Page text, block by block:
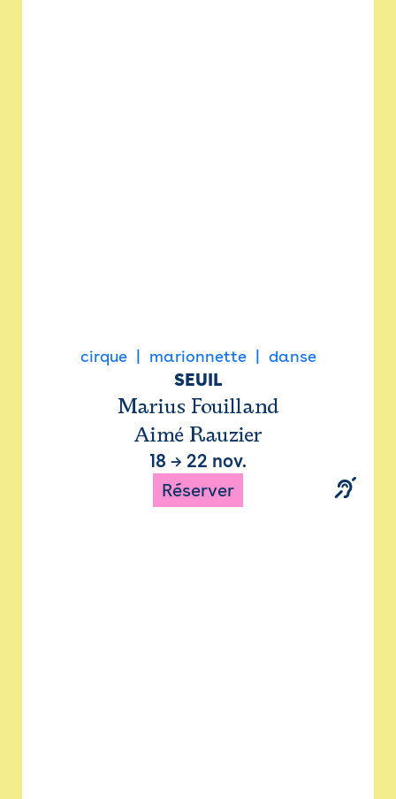
cirque marionnette danse
SEUIL
Marius Fouilland
Aimé Rauzier
18 → 22 nov.
Réserver